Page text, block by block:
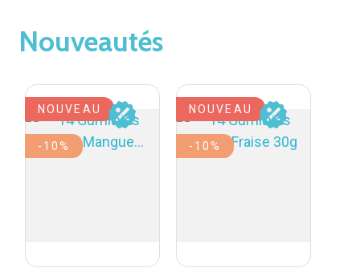
Nouveautés
NOUVEAU
-10%
NOUVEAU
-10%